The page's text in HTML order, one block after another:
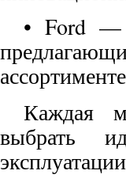
• Ford —
Каждая
выбрать